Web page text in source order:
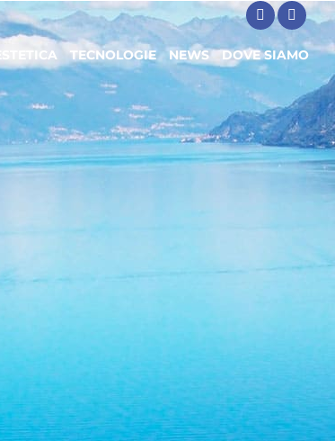
ESTETICA TECNOLOGIE NEWS DOVE SIAMO